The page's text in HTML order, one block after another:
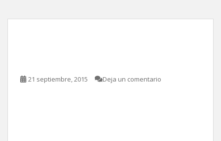
21 septiembre, 2015 Deja un comentario